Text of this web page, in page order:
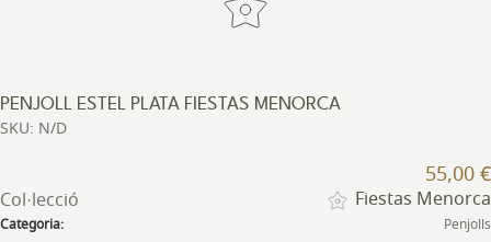
PENJOLL ESTEL PLATA FIESTAS MENORCA
SKU: N/D
55,00 €
Col·lecció Fiestas Menorca
Categoria: Penjolls